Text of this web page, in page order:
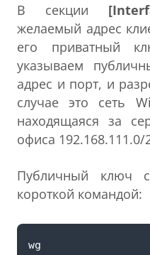
В секции
желаемый адрес
его приватный
указываем
адрес и порт, и
случае это сеть
находящаяся за
офиса 192.168.111.0/
Публичный ключ
короткой командой: